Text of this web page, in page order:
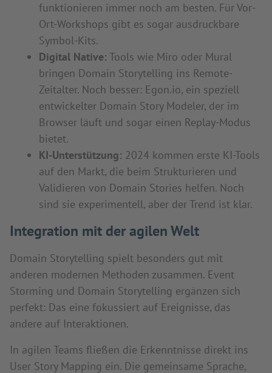
funktionieren immer noch am besten. Für Vor-
Ort-Workshops gibt es sogar ausdruckbare
Symbol-Kits.
Digital Native: Tools wie Miro oder Mural
bringen Domain Storytelling ins Remote-
Zeitalter. Noch besser: Egon.io, ein speziell
entwickelter Domain Story Modeler, der im
Browser läuft und sogar einen Replay-Modus
bietet.
KI-Unterstützung: 2024 kommen erste KI-Tools
auf den Markt, die beim Strukturieren und
Validieren von Domain Stories helfen. Noch
sind sie experimentell, aber der Trend ist klar.
Integration mit der agilen Welt
Domain Storytelling spielt besonders gut mit
anderen modernen Methoden zusammen. Event
Storming und Domain Storytelling ergänzen sich
perfekt: Das eine fokussiert auf Ereignisse, das
andere auf Interaktionen.
In agilen Teams fließen die Erkenntnisse direkt ins
User Story Mapping ein. Die gemeinsame Sprache,